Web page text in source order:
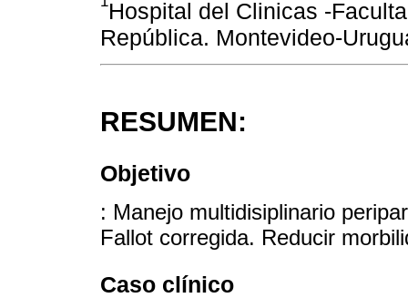
Hospital del Clinicas -
República. Montevideo-
RESUMEN:
Objetivo
: Manejo multidisiplinario
Fallot corregida. Reducir
Caso clínico